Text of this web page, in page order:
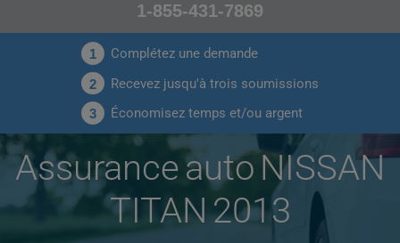
1-855-431-7869
1 Complétez une demande
2 Recevez jusqu'à trois soumissions
3 Économisez temps et/ou argent
Assurance auto NISSAN
TITAN 2013